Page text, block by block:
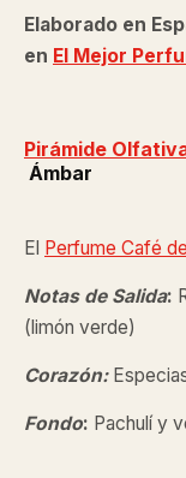
Elaborado en
en El Mejor
Pirámide
Ámbar
El Perfume Café de
Notas de Salida:
(limón verde)
Corazón:
Fondo: Pachulí y